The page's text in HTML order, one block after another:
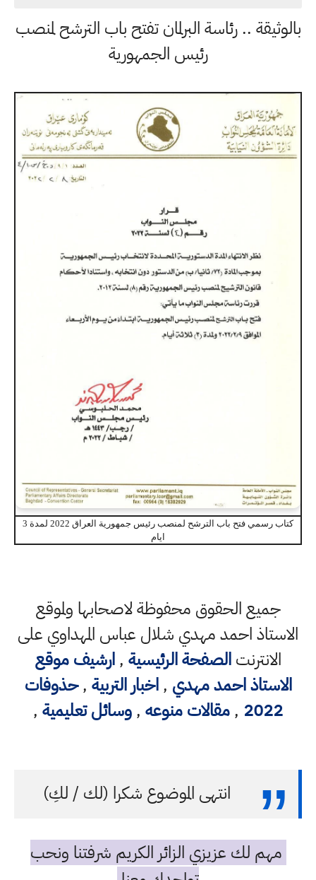
بالوثيقة .. رئاسة البرلمان تفتح باب الترشح لمنصب
رئيس الجمهورية
كتاب رسمي فتح باب الترشح لمنصب رئيس جمهورية العراق 2022 لمدة 3
ايام
جميع الحقوق محفوظة لاصحابها ولموقع
الاستاذ احمد مهدي شلال عباس المهداوي على
الانترنتالصفحة الرئيسية ,ارشيف موقع
الاستاذ احمد مهدي ,اخبار التربية ,حذوفات
2022
,مقالات منوعه ,وسائل تعليمية ,
انتهى الموضوع شكرا (لك / لكِ)
مهم لك عزيزي الزائر الكريم شرفتنا ونحب